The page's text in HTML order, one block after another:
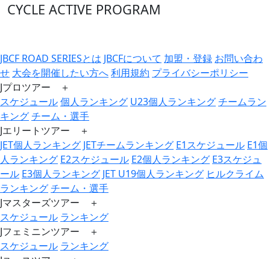
CYCLE ACTIVE PROGRAM
JBCF ROAD SERIESとは JBCFについて 加盟・登録 お問い合わ
せ 大会を開催したい方へ利用規約 プライバシーポリシー
Jプロツアー ＋
スケジュール個人ランキング U23個人ランキングチームラン
キングチーム・選手
Jエリートツアー ＋
JET個人ランキング JETチームランキング E1スケジュール E1個
人ランキング E2スケジュール E2個人ランキング E3スケジュ
ール E3個人ランキング JET U19個人ランキング ヒルクライム
ランキングチーム・選手
Jマスターズツアー ＋
スケジュール ランキング
Jフェミニンツアー ＋
スケジュール ランキング